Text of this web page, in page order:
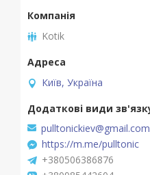
Kotik
Київ, Україна
pulltonickiev@gmail.com
https://m.me/pulltonic
+380506386876